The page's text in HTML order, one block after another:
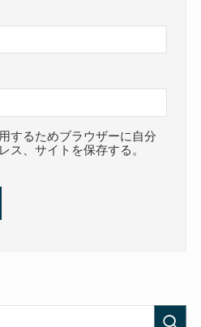
するためブラウザーに自分
ス、サイトを保存する。